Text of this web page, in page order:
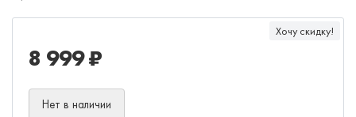
Хочу скидку!
8 999 ₽
Нет в наличии